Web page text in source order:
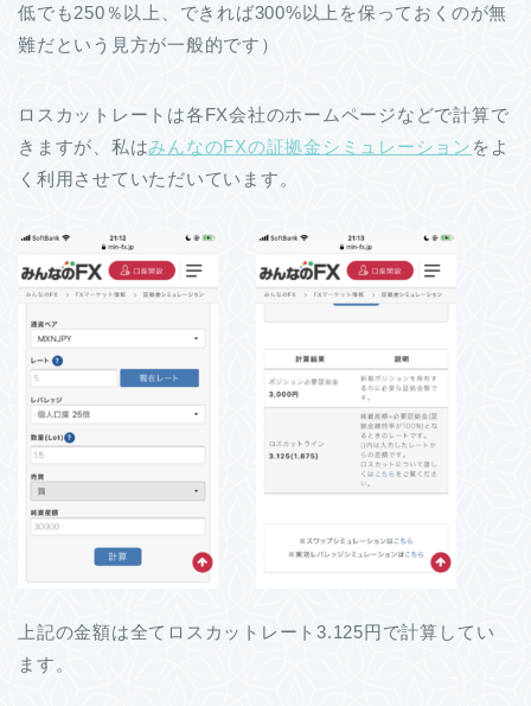
低でも250％以上、できれば300%以上を保っておくのが無
難だという見方が一般的です）
ロスカットレートは各FX会社のホームページなどで計算で
きますが、私はみんなのFXの証拠金シミュレーション をよ
く利用させていただいています。
上記の金額は全てロスカットレート3.125円で計算してい
ます。